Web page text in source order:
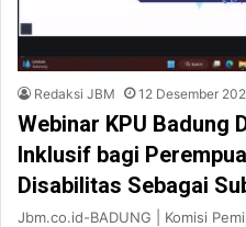
Redaksi JBM 12 Desember
Webinar KPU Badung
Inklusif bagi
Disabilitas Sebagai
Jbm.co.id-BADUNG | Komisi